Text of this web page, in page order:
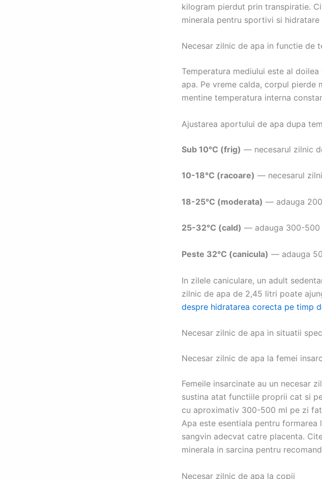
kilogram pierdut prin transpiratie.
minerala pentru sportivi si hidratare
Necesar zilnic de apa in functie de
Temperatura mediului este al
apa. Pe vreme calda, corpul
mentine temperatura interna
Ajustarea aportului de apa dupa
Sub 10°C (frig) — necesarul zilnic
10-18°C (racoare) — necesarul
18-25°C (moderata) — adauga
25-32°C (cald) — adauga 300-500
Peste 32°C (canicula) — adauga
In zilele caniculare, un adult
zilnic de apa de 2,45 litri poate
despre hidratarea corecta pe timp
Necesar zilnic de apa in situatii
Necesar zilnic de apa la femei
Femeile insarcinate au un necesar
sustina atat functiile proprii cat si
cu aproximativ 300-500 ml pe zi
Apa este esentiala pentru
sangvin adecvat catre placenta.
minerala in sarcina pentru
Necesar zilnic de apa la copii